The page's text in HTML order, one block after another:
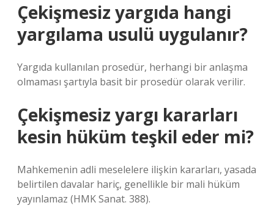
Çekişmesiz yargıda hangi
yargılama usulü uygulanır?
Yargıda kullanılan prosedür, herhangi bir anlaşma
olmaması şartıyla basit bir prosedür olarak verilir.
Çekişmesiz yargı kararları
kesin hüküm teşkil eder mi?
Mahkemenin adli meselelere ilişkin kararları, yasada
belirtilen davalar hariç, genellikle bir mali hüküm
yayınlamaz (HMK Sanat. 388).